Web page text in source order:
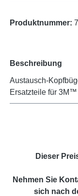
Produktnummer:
Beschreibung
Austausch-
Ersatzteile für
Dieser
Nehmen Sie
sich nach